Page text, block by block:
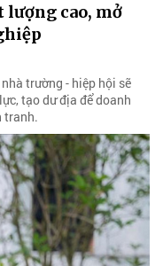
lượng cao, mở
trường - hiệp hội sẽ
tạo dư địa để doanh
tranh.